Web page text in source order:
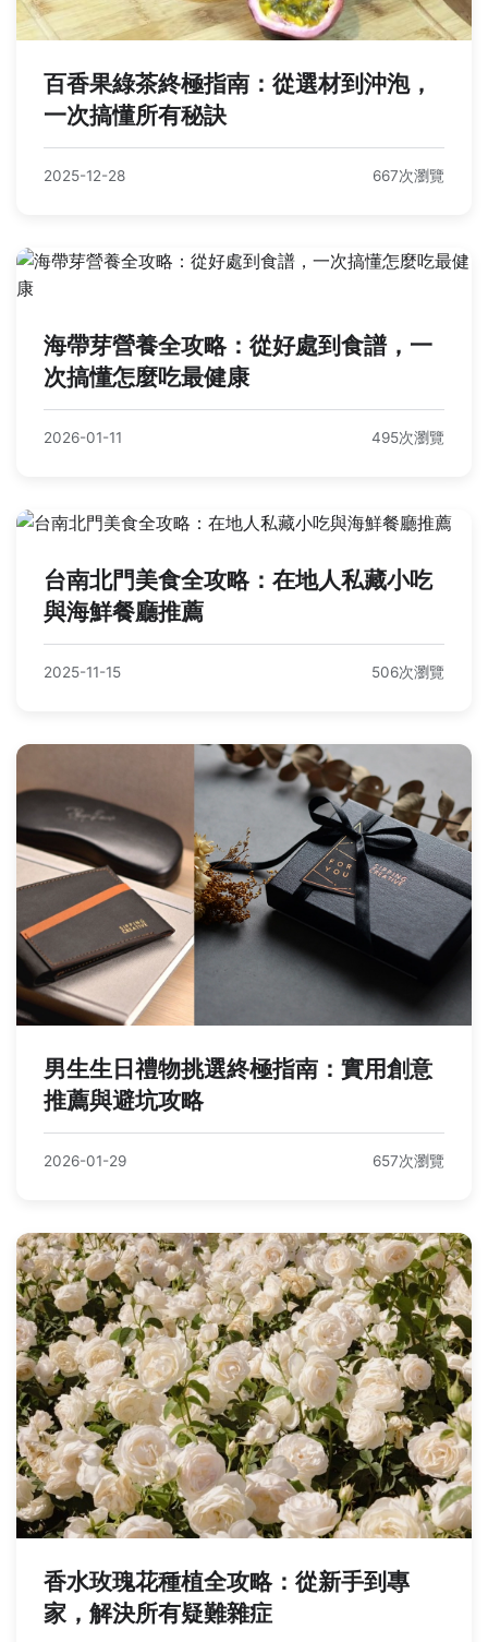
百香果綠茶終極指南：從選材到沖泡，
一次搞懂所有秘訣
2025-12-28 667次瀏覽
海帶芽營養全攻略：從好處到食譜，一
次搞懂怎麼吃最健康
2026-01-11 495次瀏覽
台南北門美食全攻略：在地人私藏小吃
與海鮮餐廳推薦
2025-11-15 506次瀏覽
男生生日禮物挑選終極指南：實用創意
推薦與避坑攻略
2026-01-29 657次瀏覽
香水玫瑰花種植全攻略：從新手到專
家，解決所有疑難雜症